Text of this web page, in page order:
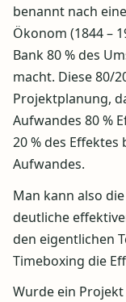
benannt nach
Ökonom (1844 –
Bank 80 % des
macht. Diese 80/
Projektplanung,
Aufwandes 80 %
20 % des
Aufwandes.
Man kann also
deutliche
den eigentlichen
Timeboxing die
Wurde ein